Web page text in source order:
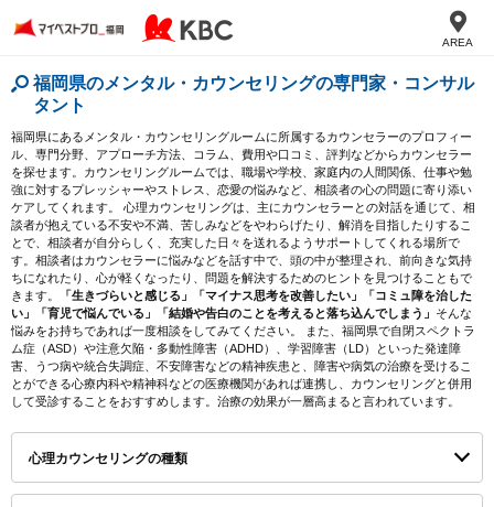
AREA
福岡県のメンタル・カウンセリングの専門家・コンサル
タント
福岡県にあるメンタル・カウンセリングルームに所属するカウンセラーのプロフィー
ル、専門分野、アプローチ方法、コラム、費用や口コミ、評判などからカウンセラー
を探せます。カウンセリングルームでは、職場や学校、家庭内の人間関係、仕事や勉
強に対するプレッシャーやストレス、恋愛の悩みなど、相談者の心の問題に寄り添い
ケアしてくれます。 心理カウンセリングは、主にカウンセラーとの対話を通じて、相
談者が抱えている不安や不満、苦しみなどをやわらげたり、解消を目指したりするこ
とで、相談者が自分らしく、充実した日々を送れるようサポートしてくれる場所で
す。相談者はカウンセラーに悩みなどを話す中で、頭の中が整理され、前向きな気持
ちになれたり、心が軽くなったり、問題を解決するためのヒントを見つけることもで
きます。
「生きづらいと感じる」「マイナス思考を改善したい」「コミュ障を治した
い」「育児で悩んでいる」「結婚や告白のことを考えると落ち込んでしまう」 そんな
悩みをお持ちであれば一度相談をしてみてください。 また、福岡県で自閉スペクトラ
ム症（ASD）や注意欠陥・多動性障害（ADHD）、学習障害（LD）といった発達障
害、うつ病や統合失調症、不安障害などの精神疾患と、障害や病気の治療を受けるこ
とができる心療内科や精神科などの医療機関があれば連携し、カウンセリングと併用
して受診することをおすすめします。治療の効果が一層高まると言われています。
心理カウンセリングの種類